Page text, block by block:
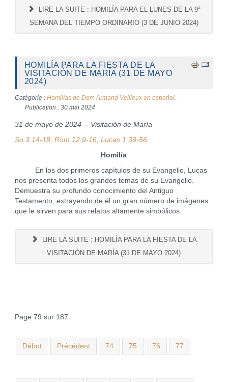
LIRE LA SUITE : HOMILÍA PARA EL LUNES DE LA 9ª
SEMANA DEL TIEMPO ORDINARIO (3 DE JUNIO 2024)
HOMILÍA PARA LA FIESTA DE LA
VISITACIÓN DE MARÍA (31 DE MAYO
2024)
Catégorie : Homilías de Dom Armand Veilleux en español.
Publication : 30 mai 2024
31 de mayo de 2024 -- Visitación de María
So 3:14-18; Rom 12:9-16; Lucas 1:39-56
Homilía
En los dos primeros capítulos de su Evangelio, Lucas
nos presenta todos los grandes temas de su Evangelio.
Demuestra su profundo conocimiento del Antiguo
Testamento, extrayendo de él un gran número de imágenes
que le sirven para sus relatos altamente simbólicos.
LIRE LA SUITE : HOMILÍA PARA LA FIESTA DE LA
VISITACIÓN DE MARÍA (31 DE MAYO 2024)
Page 79 sur 187
Début Précédent 74 75 76 77